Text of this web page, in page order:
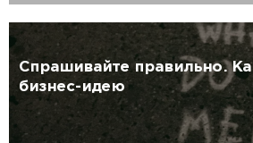
Спрашивайте правильно.
бизнес-идею